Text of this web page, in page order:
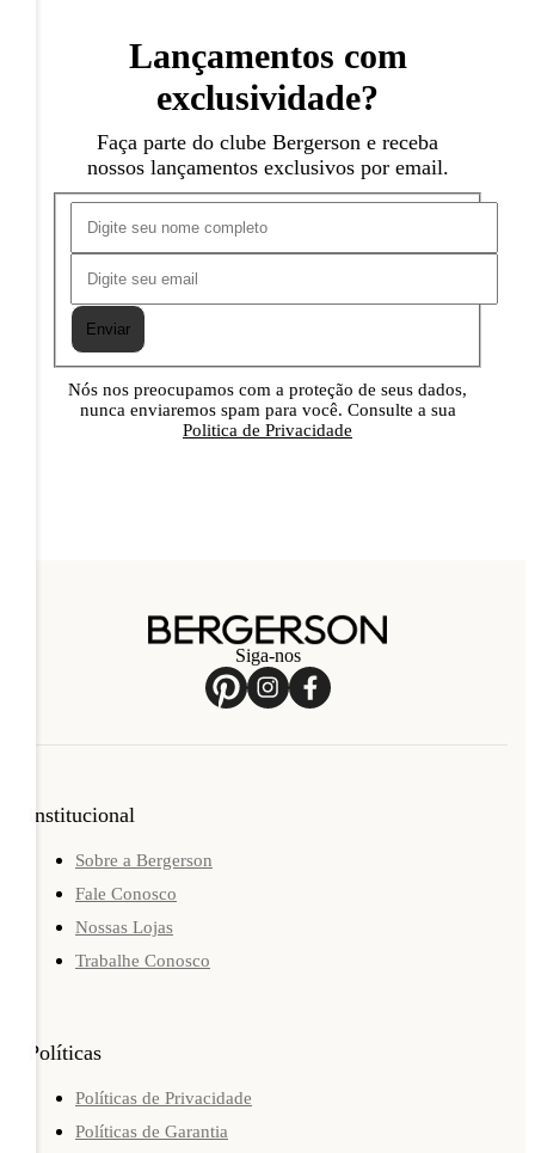
Lançamentos com
exclusividade?
Faça parte do clube Bergerson e receba
nossos lançamentos exclusivos por email.
Enviar
Nós nos preocupamos com a proteção de seus dados,
nunca enviaremos spam para você. Consulte a sua
Politica de Privacidade
Siga-nos
Institucional
Sobre a Bergerson
Fale Conosco
Nossas Lojas
Trabalhe Conosco
Políticas
Políticas de Privacidade
Políticas de Garantia